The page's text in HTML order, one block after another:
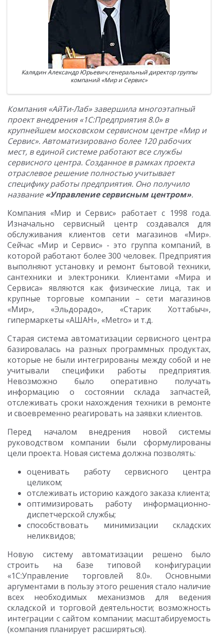
Калядин Александр Юрьевич,генеральный директор группы
компаний «Мир и Сервис»
Компания «АйТи-Лаб» завершила многоэтапный
проект внедрения «1С:Предприятия 8.0» в
крупнейшем московском сервисном центре «Мир и
Сервис». Автоматизировано более 120 рабочих
мест, в единой системе работают все службы
сервисного центра. Созданное в рамках проекта
отраслевое решение полностью учитывает
специфику работы предприятия. Оно получило
название«Управление сервисным центром».
Компания «Мир и Сервис» работает с 1998 года.
Изначально сервисный центр создавался для
обслуживания клиентов сети магазинов «Мир».
Сейчас «Мир и Сервис» - это группа компаний, в
которой работают более 300 человек. Предприятия
выполняют установку и ремонт бытовой техники,
сантехники и электроники. Клиентами «Мира и
Сервиса» являются как физические лица, так и
крупные торговые компании – сети магазинов
«Мир», «Эльдорадо», «Старик Хоттабыч»,
гипермаркеты «АШАН», «Metro» и т.д.
Старая система автоматизации сервисного центра
базировалась на разных программных продуктах,
которые не были интегрированы между собой и не
учитывали специфики работы предприятия.
Невозможно было оперативно получать
информацию о состоянии склада запчастей,
отслеживать сроки нахождения техники в ремонте
и своевременно реагировать на заявки клиентов.
Перед началом внедрения новой системы
руководством компании были сформулированы
цели проекта. Новая система должна позволять:
оценивать работу сервисного центра
целиком;
отслеживать историю каждого заказа клиента;
оптимизировать работу информационно-
диспетчерской службы;
способствовать минимизации складских
неликвидов;
Новую систему автоматизации решено было
строить на базе типовой конфигурации
«1С:Управление торговлей 8.0». Основными
аргументами в пользу этого решения стало наличие
всех необходимых механизмов для ведения
складской и торговой деятельности; возможность
интеграции с сайтом компании; масштабируемость
(компания планирует расширяться).